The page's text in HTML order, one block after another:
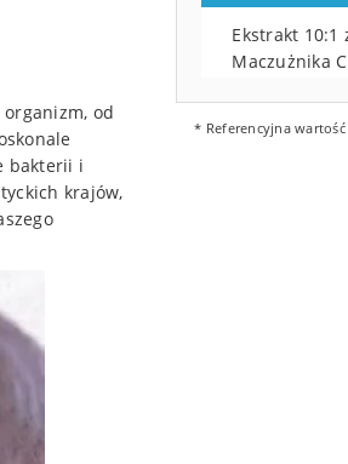
od
bakterii i
krajów,
Ekstrakt 10:1
Maczużnika
* Referencyjna